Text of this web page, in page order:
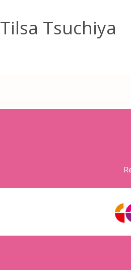
Tilsa Tsuchiya